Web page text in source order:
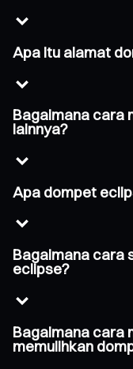
Apa itu alamat
Bagaimana cara
lainnya?
Apa dompet
Bagaimana cara
eclipse?
Bagaimana cara
memulihkan